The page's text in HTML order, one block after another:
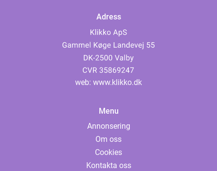
Adress
web: www.klikko.dk
Menu
Annonsering
Om oss
Cookies
Kontakta oss